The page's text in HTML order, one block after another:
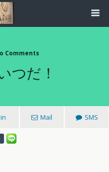
Comments
つだ！
Mail SMS